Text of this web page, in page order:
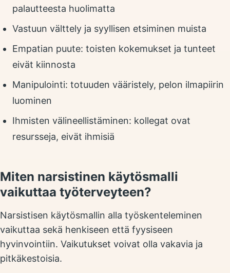
palautteesta huolimatta
Vastuun välttely ja syyllisen etsiminen muista
Empatian puute: toisten kokemukset ja tunteet
eivät kiinnosta
Manipulointi: totuuden vääristely, pelon ilmapiirin
luominen
Ihmisten välineellistäminen: kollegat ovat
resursseja, eivät ihmisiä
Miten narsistinen käytösmalli
vaikuttaa työterveyteen?
Narsistisen käytösmallin alla työskenteleminen
vaikuttaa sekä henkiseen että fyysiseen
hyvinvointiin. Vaikutukset voivat olla vakavia ja
pitkäkestoisia.